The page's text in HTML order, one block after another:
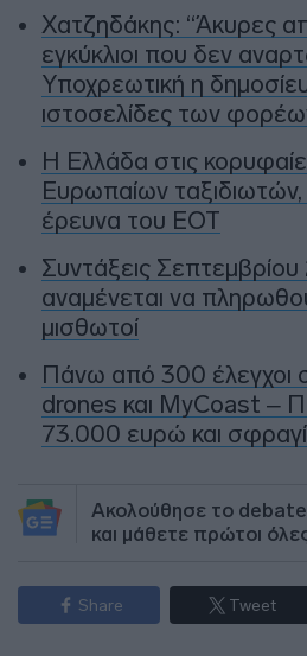
Χατζηδάκης: “Άκυρες
εγκύκλιοι που δεν
Υποχρεωτική η
ιστοσελίδες των
Η Ελλάδα στις
Ευρωπαίων
έρευνα του ΕΟΤ
Συντάξεις
αναμένεται να
μισθωτοί
Πάνω από 300 έλεγχοι
drones και MyCoast –
73.000 ευρώ και
Ακολούθησε το
και μάθετε πρώτοι
Share Tweet